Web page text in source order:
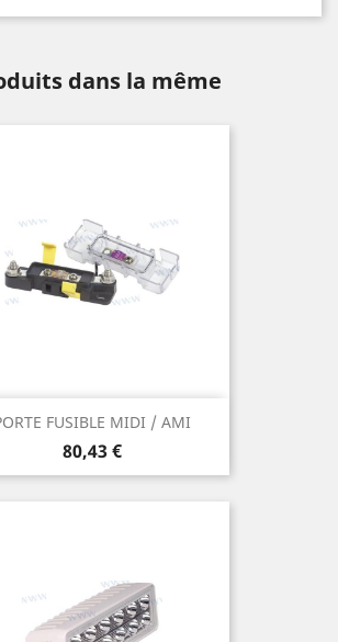
dans la même
FUSIBLE MIDI / AMI
Prix
80,43 €